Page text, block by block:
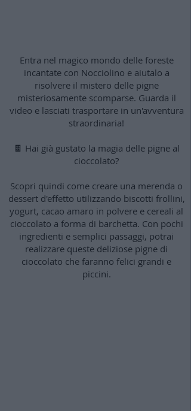
Entra nel magico mondo delle foreste
incantate con Nocciolino e aiutalo a
risolvere il mistero delle pigne
misteriosamente scomparse. Guarda il
video e lasciati trasportare in un'avventura
straordinaria!
🍫 Hai già gustato la magia delle pigne al
cioccolato?
Scopri quindi come creare una merenda o
dessert d'effetto utilizzando biscotti frollini,
yogurt, cacao amaro in polvere e cereali al
cioccolato a forma di barchetta. Con pochi
ingredienti e semplici passaggi, potrai
realizzare queste deliziose pigne di
cioccolato che faranno felici grandi e
piccini.